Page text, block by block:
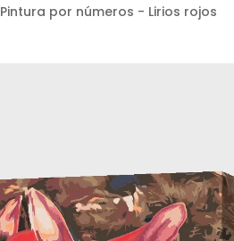
Pintura por números - Lirios rojos